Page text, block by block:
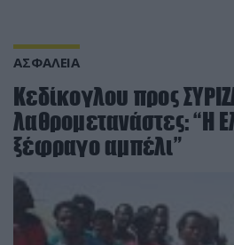
ΑΣΦΑΛΕΙΑ
Κεδίκογλου προς
λαθρομετανάστες: “Η
ξέφραγο αμπέλι”